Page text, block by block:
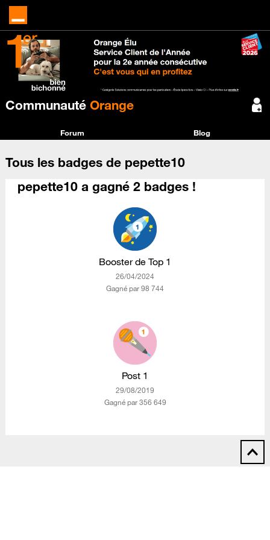
Communauté Orange
Forum Blog
Tous les badges de pepette10
pepette10 a gagné 2 badges !
Booster de Top 1
‎26/04/2024
Gagné par 98 744
Post 1
‎29/08/2019
Gagné par 356 649